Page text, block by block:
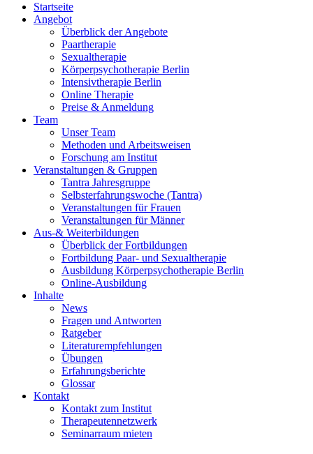
Startseite
Angebot
Überblick der Angebote
Paartherapie
Sexualtherapie
Körperpsychotherapie Berlin
Intensivtherapie Berlin
Online Therapie
Preise & Anmeldung
Team
Unser Team
Methoden und Arbeitsweisen
Forschung am Institut
Veranstaltungen & Gruppen
Tantra Jahresgruppe
Selbsterfahrungswoche (Tantra)
Veranstaltungen für Frauen
Veranstaltungen für Männer
Aus-& Weiterbildungen
Überblick der Fortbildungen
Fortbildung Paar- und Sexualtherapie
Ausbildung Körperpsychotherapie Berlin
Online-Ausbildung
Inhalte
News
Fragen und Antworten
Ratgeber
Literaturempfehlungen
Übungen
Erfahrungsberichte
Glossar
Kontakt
Kontakt zum Institut
Therapeutennetzwerk
Seminarraum mieten